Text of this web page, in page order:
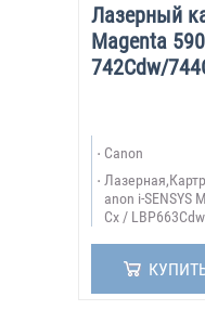
Лазерный
Magenta
742Cdw/
Canon
anon i-SENSYS
Cx /